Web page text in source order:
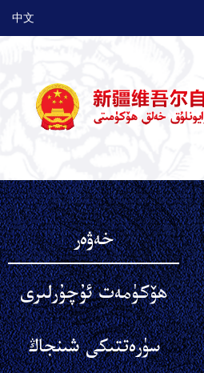
中文
خەۋەر
ھۆكۈمەت ئۇچۇرلىرى
سۈرەتتىكى شىنجاڭ